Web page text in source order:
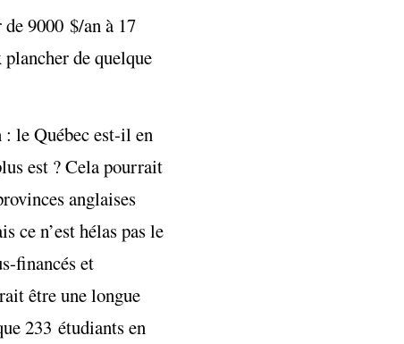
9000 $/an à 17
de quelque
le Québec est-il en
est ? Cela pourrait
anglaises
ce n’est hélas pas le
financés et
être une longue
233 étudiants en